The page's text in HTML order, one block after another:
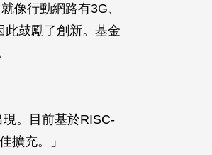
像行動網路有3G、
此鼓勵了創新。基金
。目前基於RISC-
擴充。」